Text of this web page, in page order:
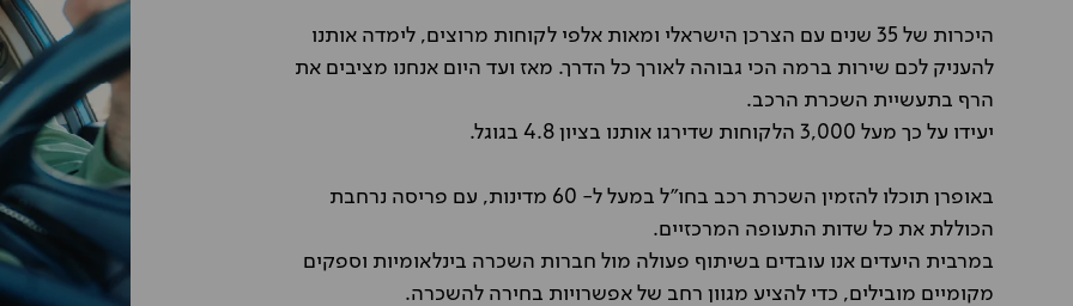
היכרות של 35 שנים עם הצרכן הישראלי ומאות אלפי לקוחות מרוצים, לימדה אותנו
להעניק לכם שירות ברמה הכי גבוהה לאורך כל הדרך. מאז ועד היום אנחנו מציבים את
הרף בתעשיית השכרת הרכב.
יעידו על כך מעל 3,000 הלקוחות שדירגו אותנו בציון 4.8 בגוגל.
באופרן תוכלו להזמין השכרת רכב בחו"ל במעל ל- 60 מדינות, עם פריסה נרחבת
הכוללת את כל שדות התעופה המרכזיים.
במרבית היעדים אנו עובדים בשיתוף פעולה מול חברות השכרה בינלאומיות וספקים
מקומיים מובילים, כדי להציע מגוון רחב של אפשרויות בחירה להשכרה.